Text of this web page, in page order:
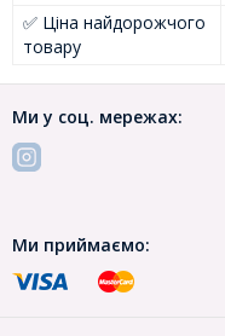
✅ Ціна найдорожчого
товару
Ми у соц. мережах:
Ми приймаємо: